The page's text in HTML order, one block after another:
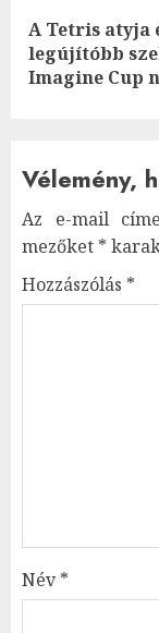
Next
post:
A Tetris atyja
legújítóbb
Imagine Cup
Vélemény,
Az e-mail
mezőket *
Hozzászólás *
Név*